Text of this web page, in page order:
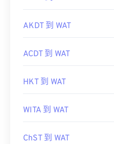
AKDT 到 WAT
ACDT 到 WAT
HKT 到 WAT
WITA 到 WAT
ChST 到 WAT